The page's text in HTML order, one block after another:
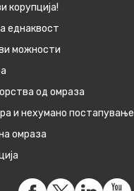
корупција!
еднаквост
можности
од омраза
и нехумано постапување
омраза